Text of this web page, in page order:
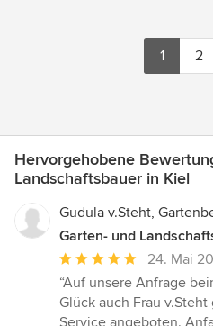
1 2
Hervorgehobene
Landschaftsbauer in Kiel
Gudula v.Steht,
Garten- und
Durchschnittliche
Bewertung:
5
von
24. Mai
“Auf unsere Anfrage
Glück auch Frau